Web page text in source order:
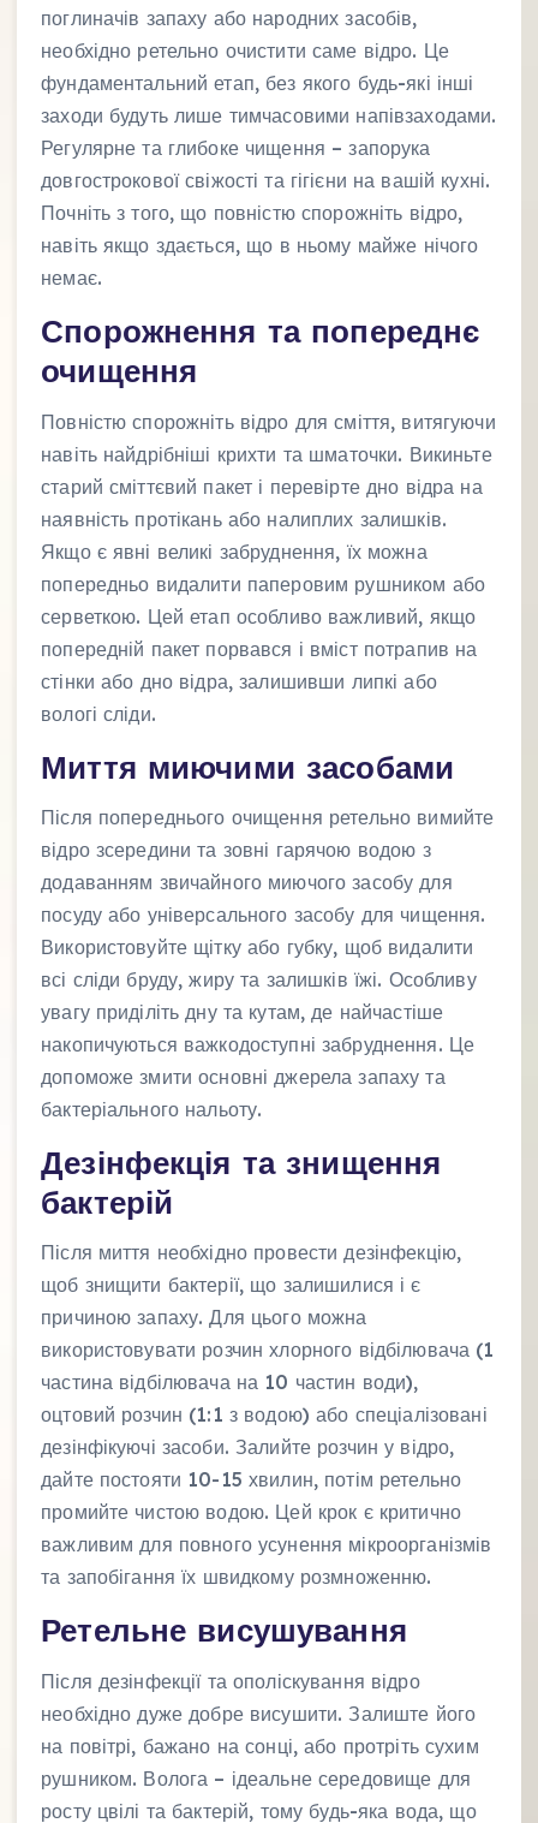
поглиначів запаху або народних засобів,
необхідно ретельно очистити саме відро. Це
фундаментальний етап, без якого будь-які інші
заходи будуть лише тимчасовими напівзаходами.
Регулярне та глибоке чищення – запорука
довгострокової свіжості та гігієни на вашій кухні.
Почніть з того, що повністю спорожніть відро,
навіть якщо здається, що в ньому майже нічого
немає.
Спорожнення та попереднє
очищення
Повністю спорожніть відро для сміття, витягуючи
навіть найдрібніші крихти та шматочки. Викиньте
старий сміттєвий пакет і перевірте дно відра на
наявність протікань або налиплих залишків.
Якщо є явні великі забруднення, їх можна
попередньо видалити паперовим рушником або
серветкою. Цей етап особливо важливий, якщо
попередній пакет порвався і вміст потрапив на
стінки або дно відра, залишивши липкі або
вологі сліди.
Миття миючими засобами
Після попереднього очищення ретельно вимийте
відро зсередини та зовні гарячою водою з
додаванням звичайного миючого засобу для
посуду або універсального засобу для чищення.
Використовуйте щітку або губку, щоб видалити
всі сліди бруду, жиру та залишків їжі. Особливу
увагу приділіть дну та кутам, де найчастіше
накопичуються важкодоступні забруднення. Це
допоможе змити основні джерела запаху та
бактеріального нальоту.
Дезінфекція та знищення
бактерій
Після миття необхідно провести дезінфекцію,
щоб знищити бактерії, що залишилися і є
причиною запаху. Для цього можна
використовувати розчин хлорного відбілювача (1
частина відбілювача на 10 частин води),
оцтовий розчин (1:1 з водою) або спеціалізовані
дезінфікуючі засоби. Залийте розчин у відро,
дайте постояти 10-15 хвилин, потім ретельно
промийте чистою водою. Цей крок є критично
важливим для повного усунення мікроорганізмів
та запобігання їх швидкому розмноженню.
Ретельне висушування
Після дезінфекції та ополіскування відро
необхідно дуже добре висушити. Залиште його
на повітрі, бажано на сонці, або протріть сухим
рушником. Волога – ідеальне середовище для
росту цвілі та бактерій, тому будь-яка вода, що